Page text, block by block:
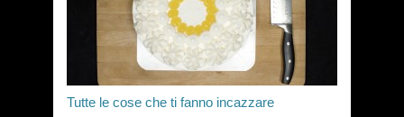
Tutte le cose che ti fanno incazzare